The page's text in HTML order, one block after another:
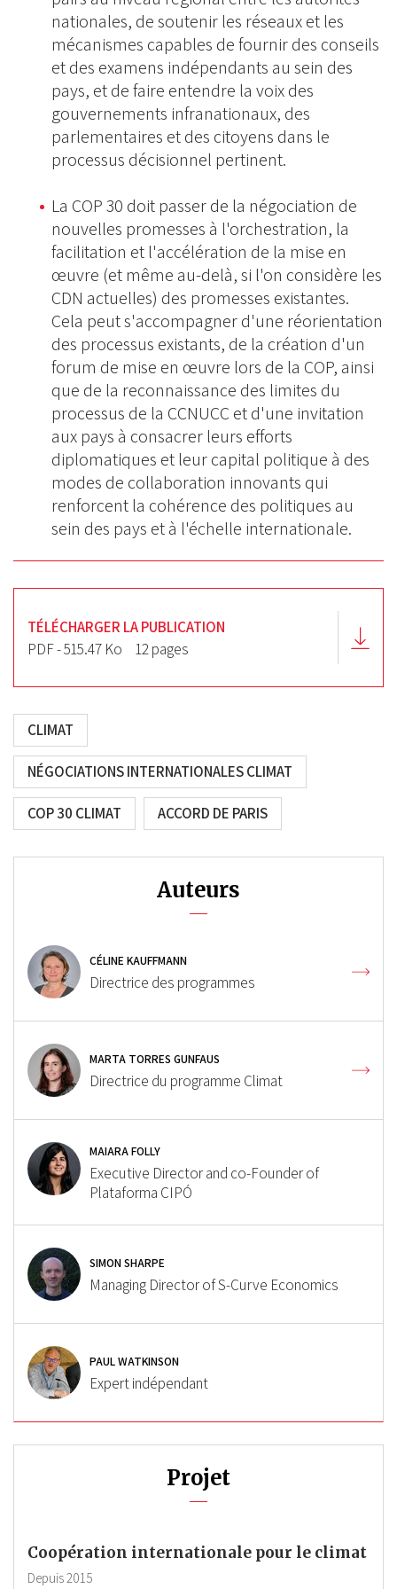
nationales, de soutenir les réseaux et les
mécanismes capables de fournir des conseils
et des examens indépendants au sein des
pays, et de faire entendre la voix des
gouvernements infranationaux, des
parlementaires et des citoyens dans le
processus décisionnel pertinent.
La COP 30 doit passer de la négociation de
nouvelles promesses à l'orchestration, la
facilitation et l'accélération de la mise en
œuvre (et même au-delà, si l'on considère les
CDN actuelles) des promesses existantes.
Cela peut s'accompagner d'une réorientation
des processus existants, de la création d'un
forum de mise en œuvre lors de la COP, ainsi
que de la reconnaissance des limites du
processus de la CCNUCC et d'une invitation
aux pays à consacrer leurs efforts
diplomatiques et leur capital politique à des
modes de collaboration innovants qui
renforcent la cohérence des politiques au
sein des pays et à l'échelle internationale.
TÉLÉCHARGER LA PUBLICATION
PDF - 515.47 Ko
12 pages
CLIMAT
NÉGOCIATIONS INTERNATIONALES CLIMAT
COP 30 CLIMAT ACCORD DE PARIS
Auteurs
CÉLINE KAUFFMANN
Directrice des programmes
MARTA TORRES GUNFAUS
Directrice du programme Climat
MAIARA FOLLY
Executive Director and co-Founder of
Plataforma CIPÓ
SIMON SHARPE
Managing Director of S-Curve Economics
PAUL WATKINSON
Expert indépendant
Projet
Coopération internationale pour le climat
Depuis2015